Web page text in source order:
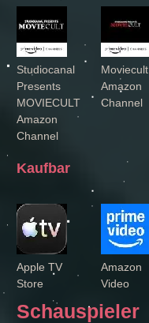
Studiocanal
Presents
MOVIECULT
Amazon
Channel
Moviecult
Amazon
Channel
Kaufbar
Apple TV
Store
Amazon
Video
Schauspieler